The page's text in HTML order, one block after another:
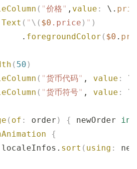
( "价格" , value : \.
( " \( $0 . price ) " )
.
foregroundColor ( $0 .
( 50 )
( "货币代码" , value :
( "货币符号" , value :
( of : order ) { newOrder
in
{
sort ( using :